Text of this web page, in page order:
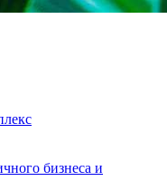
бизнеса и